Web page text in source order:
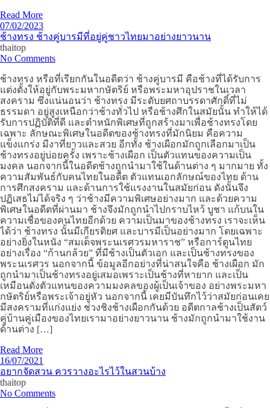
Read More
07/02/2023
ช้างทรง ช้างคู่บารมีที่อยู่คู่ชาวไทยมาอย่างยาวนาน
thaitop
No Comments
ช้างทรง หรือที่เรียกกันในอดีตว่า ช้างคู่บารมี คือช้างที่ได้รับการ
แต่งตั้งให้อยู่กับพระมหากษัตริย์ หรือพระมหาอุปราชในเวลา
สงคราม ซึ่งแน่นอนว่า ช้างทรง มีระดับยศถาบรรดาศักดิ์ที่ไม่
ธรรมดา อยู่สูงเหนือกว่าช้างทั่วไป หรือช้างศึกในสมัยนั้น ทำให้ได้
รับการปฏิบัติที่ดี และตำหนักพิเศษที่ถูกสร้างมาเพื่อช้างทรงโดย
เฉพาะ ลักษณะพิเศษในอดีตของช้างทรงที่มักนิยม คือความ
แข็งแกร่ง มีงาที่ยาวและสวย อีกทั้ง ช้างเผือกมักถูกเลือกมาเป็น
ช้างทรงอยู่บ่อยครั้ง เพราะช้างเผือก เป็นตัวแทนของความเป็น
มงคล นอกจากนี้ในอดีตช้างถูกนำมาใช้ในด้านต่าง ๆ มากมาย ทั้ง
ความสัมพันธ์กับคนไทยในอดีต ตัวแทนเอกลักษณ์ของไทย ด้าน
การศึกสงคราม และด้านการใช้แรงงานในสมัยก่อน ดังนั้นจึง
ปฏิเสธไม่ได้จริง ๆ ว่าช้างมีความพิเศษอย่างมาก และด้วยความ
พิเศษในอดีตที่ผ่านมา ช้างจึงมักถูกนำไปกราบไหว้ บูชา แก้บนใน
ความเชื่อของคนไทยอีกด้วย ความเป็นมาของช้างทรง เราจะเห็น
ได้ว่า ช้างทรง นั้นมีเกียรติยศ และบารมีเป็นอย่างมาก โดยเฉพาะ
อย่างยิ่งในหนัง “สมเด็จพระนเรศวรมหาราช” หรือการ์ตูนไทย
อย่างเรื่อง “ก้านกล้วย” ที่มีช้างเป็นตัวเอก และเป็นช้างทรงของ
พระนเรศวร นอกจากนี้ ข้อมูลอีกอย่างที่น่าสนใจคือ ช้างเผือก มัก
ถูกนำมาเป็นช้างทรงอยู่เสมอเพราะเป็นช้างที่หายาก และเป็น
เหมือนดั่งตัวแทนของความมงคลของผู้เป็นเจ้าของ อย่างพระมหา
กษัตริย์หรือพระเจ้าอยู่หัว นอกจากนี้ เคยมีบันทึกไว้ว่าสมัยก่อนเคย
มีสงครามที่แก่งแย่ง ช่วงชิงช้างเผือกกันด้วย อดีตกาลช้างเป็นสัตว์
คู่บ้านคู่เมืองของไทยเรามาอย่างยาวนาน ช้างมักถูกนำมาใช้งาน
ด้านต่าง […]
Read More
16/07/2021
อยากจัดสวน ควรวางอะไรไว้ในสวนบ้าง
thaitop
No Comments